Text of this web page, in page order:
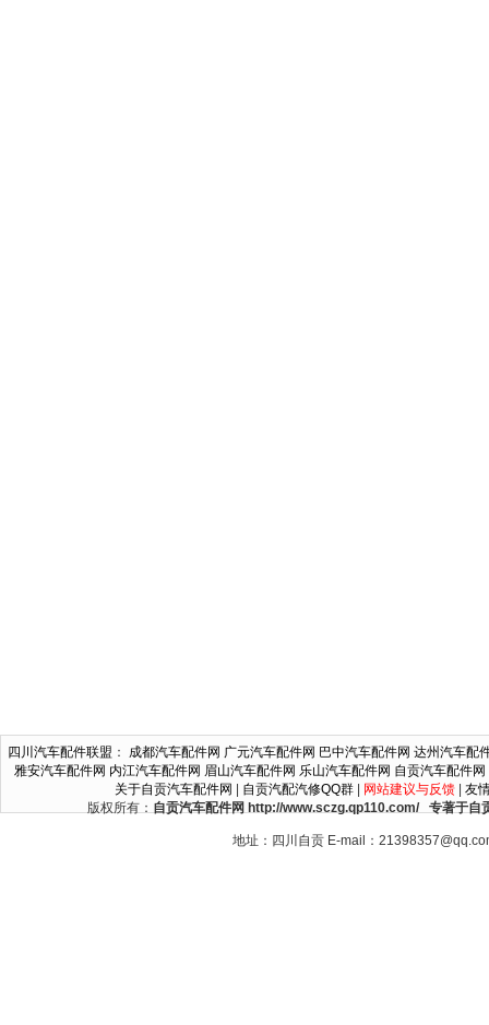
四川汽车配件联盟 ： 成都汽车配件网 广元汽车配件网 巴中汽车配件网 达州汽车配
雅安汽车配件网 内江汽车配件网 眉山汽车配件网 乐山汽车配件网 自贡汽车配件网
关于自贡汽车配件网
自贡汽配汽修QQ群| 网站建议与反馈| 友
版权所有： 自贡汽车配件网 http://www.sczg.qp110.com/ 专著于自
地址：四川自贡 E-mail：